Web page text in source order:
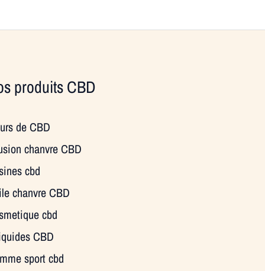
produits CBD
de CBD
chanvre CBD
cbd
chanvre CBD
cbd
CBD
sport cbd